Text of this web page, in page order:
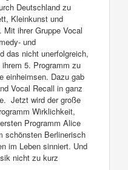
Deutschland zu
Kleinkunst und
ihrer Gruppe Vocal
und
das nicht unerfolgreich,
5. Programm zu
einheimsen. Dazu gab
Vocal Recall in ganz
Jetzt wird der große
Wirklichkeit,
Programm Alice
schönsten Berlinerisch
im Leben sinniert. Und
nicht zu kurz